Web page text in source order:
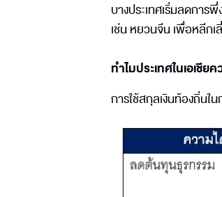
บางประเทศเริ่มลดการ
เช่น หยวนจีน เพื่อหลีก
ทำไมประเทศในเอเชีย
การใช้สกุลเงินท้องถิ่นใ